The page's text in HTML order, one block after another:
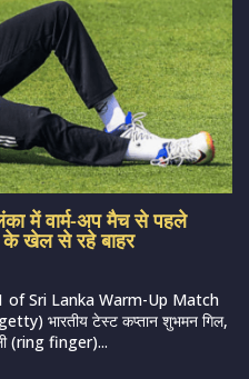
में वार्म-अप मैच से पहले
के खेल से रहे बाहर
of Sri Lanka Warm-Up Match
भारतीय टेस्ट कप्तान शुभमन गिल,
(ring finger)...